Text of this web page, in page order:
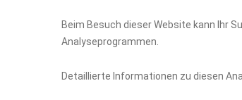
Beim Besuch dieser Website kann Ihr
Analyseprogrammen.
Detaillierte Informationen zu diesen